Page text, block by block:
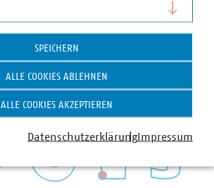
SPEICHERN
ALLE COOKIES ABLEHNEN
ALLE COOKIES AKZEPTIEREN
DatenschutzerklärungImpressum